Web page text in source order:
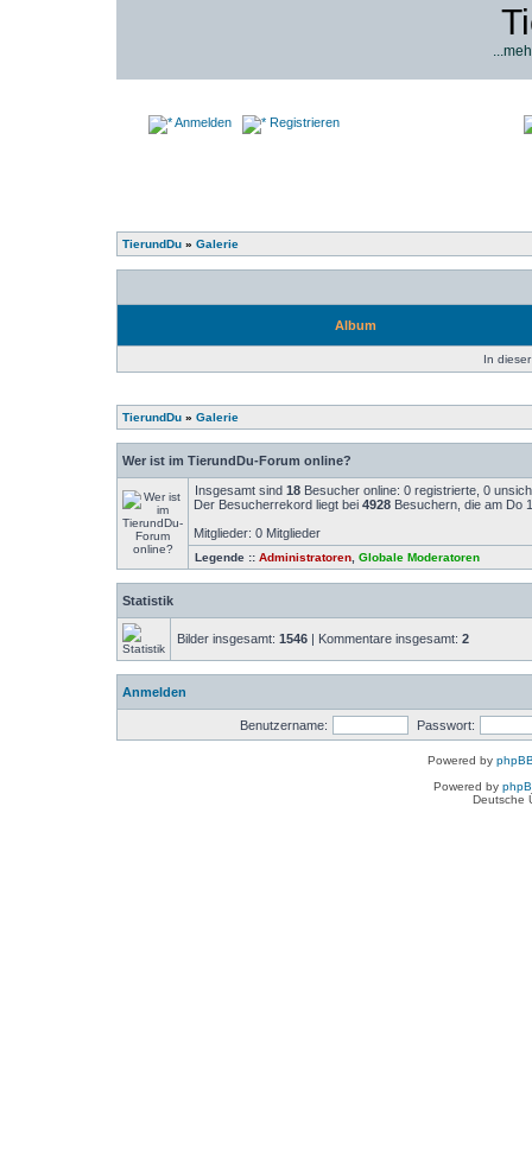
Anmelden Registrieren
TierundDu » Galerie
Album
In
TierundDu » Galerie
Wer ist im TierundDu-Forum online?
Insgesamt sind 18 Besucher online: 0 registrierte, 0
Der Besucherrekord liegt bei 4928 Besuchern, die am Do
Mitglieder: 0 Mitglieder
Legende :: Administratoren Globale Moderatoren
Statistik
Bilder insgesamt: 1546 | Kommentare insgesamt: 2
Anmelden
Benutzername: Passwort:
Powered by
Powered by
Deutsche